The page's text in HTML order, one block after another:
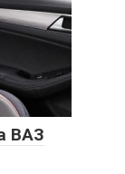
ВАЗ